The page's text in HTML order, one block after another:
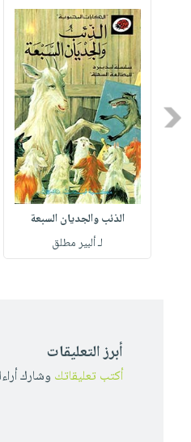
Previous
الذئب والجديان السبعة
لـ ألبير مطلق
أبرز التعليقات
أكتب تعليقاتك وشارك